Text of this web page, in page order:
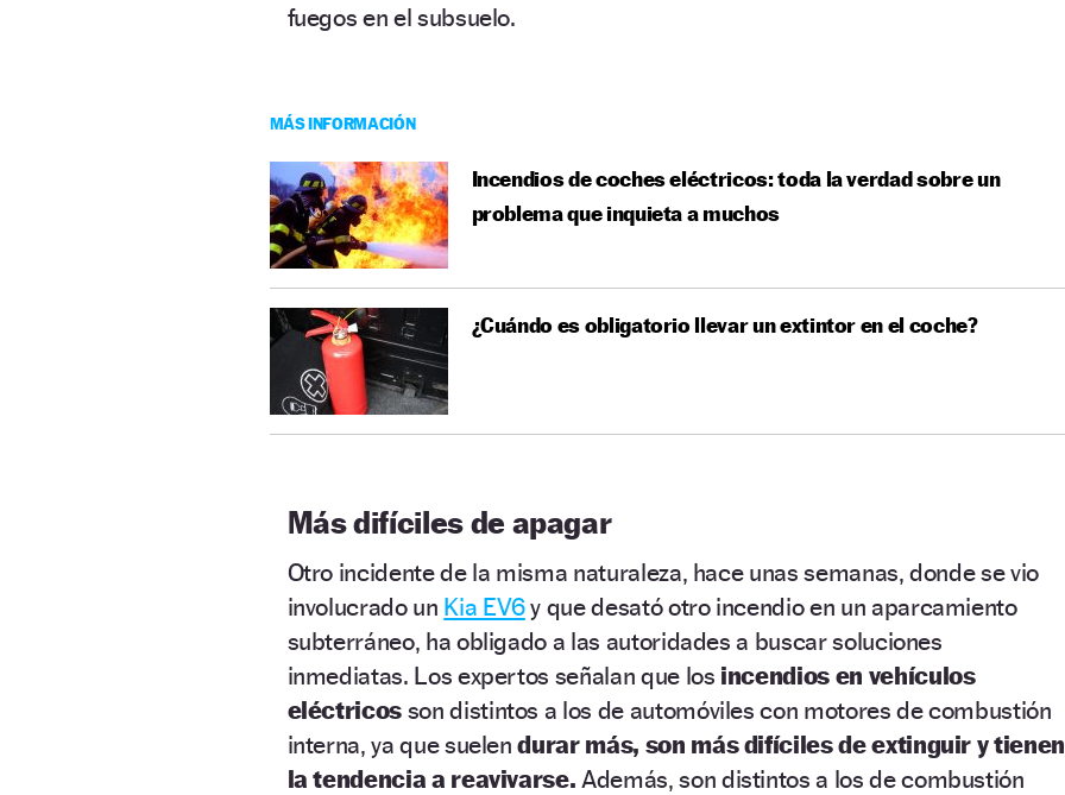
fuegos en el subsuelo.
MÁS INFORMACIÓN
Incendios de coches eléctricos: toda la verdad sobre un
problema que inquieta a muchos
¿Cuándo es obligatorio llevar un extintor en el coche?
Más difíciles de apagar
Otro incidente de la misma naturaleza, hace unas semanas, donde se vio
involucrado un Kia EV6y que desató otro incendio en un aparcamiento
subterráneo, ha obligado a las autoridades a buscar soluciones
inmediatas. Los expertos señalan que los incendios en vehículos
eléctricos son distintos a los de automóviles con motores de combustión
interna, ya que suelendurar más, son más difíciles de extinguir y tienen
la tendencia a reavivarse. Además, son distintos a los de combustión